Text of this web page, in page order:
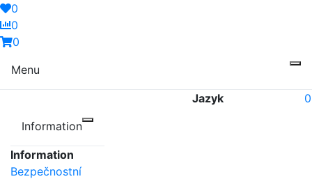
0
0
0
Menu
Information
Information
Bezpečnostní
Jazyk 0